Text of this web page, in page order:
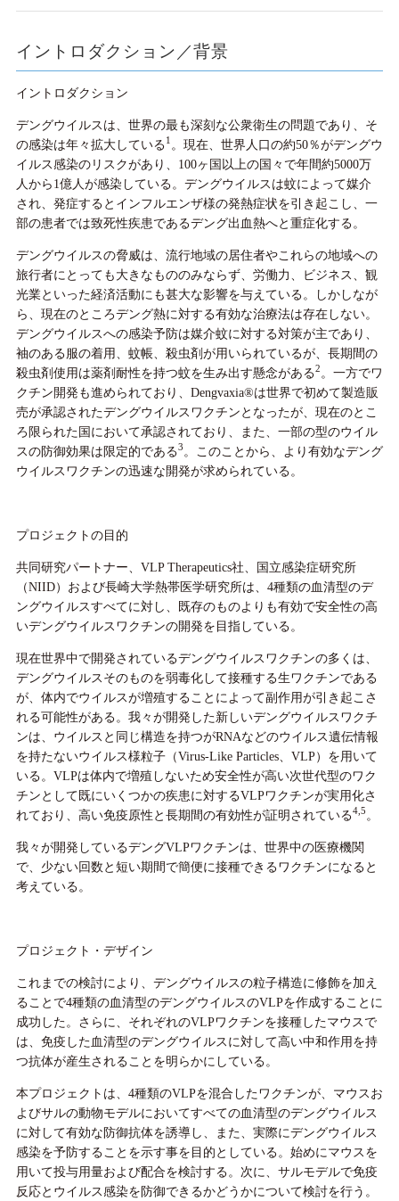
イントロダクション／背景
イントロダクション
デングウイルスは、世界の最も深刻な公衆衛生の問題であり、そ
の感染は年々拡大している1 。現在、世界人口の約50％がデングウ
イルス感染のリスクがあり、100ヶ国以上の国々で年間約5000万
人から1億人が感染している。デングウイルスは蚊によって媒介
され、発症するとインフルエンザ様の発熱症状を引き起こし、一
部の患者では致死性疾患であるデング出血熱へと重症化する。
デングウイルスの脅威は、流行地域の居住者やこれらの地域への
旅行者にとっても大きなもののみならず、労働力、ビジネス、観
光業といった経済活動にも甚大な影響を与えている。しかしなが
ら、現在のところデング熱に対する有効な治療法は存在しない。
デングウイルスへの感染予防は媒介蚊に対する対策が主であり、
袖のある服の着用、蚊帳、殺虫剤が用いられているが、長期間の
殺虫剤使用は薬剤耐性を持つ蚊を生み出す懸念がある2 。一方でワ
クチン開発も進められており、Dengvaxia®は世界で初めて製造販
売が承認されたデングウイルスワクチンとなったが、現在のとこ
ろ限られた国において承認されており、また、一部の型のウイル
スの防御効果は限定的である3 。このことから、より有効なデング
ウイルスワクチンの迅速な開発が求められている。
プロジェクトの目的
共同研究パートナー、VLP Therapeutics社、国立感染症研究所
（NIID）および長崎大学熱帯医学研究所は、4種類の血清型のデ
ングウイルスすべてに対し、既存のものよりも有効で安全性の高
いデングウイルスワクチンの開発を目指している。
現在世界中で開発されているデングウイルスワクチンの多くは、
デングウイルスそのものを弱毒化して接種する生ワクチンである
が、体内でウイルスが増殖することによって副作用が引き起こさ
れる可能性がある。我々が開発した新しいデングウイルスワクチ
ンは、ウイルスと同じ構造を持つがRNAなどのウイルス遺伝情報
を持たないウイルス様粒子（Virus-Like Particles、VLP）を用いて
いる。VLPは体内で増殖しないため安全性が高い次世代型のワク
チンとして既にいくつかの疾患に対するVLPワクチンが実用化さ
れており、高い免疫原性と長期間の有効性が証明されている4,5 。
我々が開発しているデングVLPワクチンは、世界中の医療機関
で、少ない回数と短い期間で簡便に接種できるワクチンになると
考えている。
プロジェクト・デザイン
これまでの検討により、デングウイルスの粒子構造に修飾を加え
ることで4種類の血清型のデングウイルスのVLPを作成することに
成功した。さらに、それぞれのVLPワクチンを接種したマウスで
は、免疫した血清型のデングウイルスに対して高い中和作用を持
つ抗体が産生されることを明らかにしている。
本プロジェクトは、4種類のVLPを混合したワクチンが、マウスお
よびサルの動物モデルにおいてすべての血清型のデングウイルス
に対して有効な防御抗体を誘導し、また、実際にデングウイルス
感染を予防することを示す事を目的としている。始めにマウスを
用いて投与用量および配合を検討する。次に、サルモデルで免疫
反応とウイルス感染を防御できるかどうかについて検討を行う。